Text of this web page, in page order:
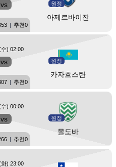
vs 원정
아제르바이잔
| 추천0
vs 원정
카자흐스탄
) 02:00
| 추천0
vs 원정
몰도바
) 00:00
| 추천0
) 23:00